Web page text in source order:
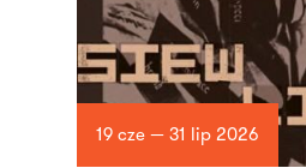
19 cze — 31 lip 2026